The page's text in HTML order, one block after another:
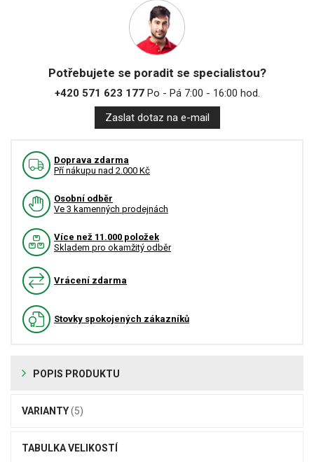
Potřebujete se poradit se specialistou?
+420 571 623 177Po - Pá 7:00 - 16:00 hod.
Zaslat dotaz na e-mail
Doprava zdarma
Pří nákupu nad 2.000 Kč
Osobní odběr
Ve 3 kamenných prodejnách
Více než 11.000 položek
Skladem pro okamžitý odběr
Vrácení zdarma
Stovky spokojených zákazníků
POPIS PRODUKTU
VARIANTY(5)
TABULKA VELIKOSTÍ